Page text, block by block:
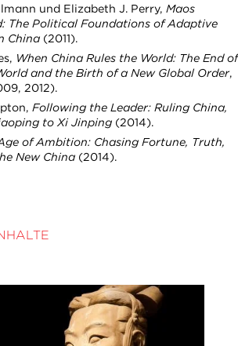
und Elizabeth J. Perry, Maos
The Political Foundations of Adaptive
China(2011).
When China Rules the World: The End of
and the Birth of a New Global Order,
2012).
Following the Leader: Ruling China,
to Xi Jinping(2014).
of Ambition: Chasing Fortune, Truth,
New China(2014).